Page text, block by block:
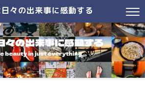
々の出来事に感動する